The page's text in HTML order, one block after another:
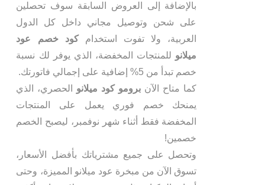
بالإضافة إلى العروض السابقة سوف تحصلين
على شحن وتوصيل مجاني داخل كل الدول
العربية، ولا تفوت استخدامكود خصم عود
ميلانو للمنتجات المخفضة، الذي يوفر لك نسبة
خصم تبدأ من 5% إضافية على إجمالي فاتورتك.
كما متاح الآن برومو كود ميلانو
الحصري، الذي
يمنحك خصم فوري يعمل على المنتجات
المخفضة فقط أثناء شهر نوفمبر، ليصبح الخصم
خصمين!
وتحصل على جميع مشترياتك بأفضل الأسعار،
تسوق الآن من مبخرة عود ميلانو المميزة، وحتى